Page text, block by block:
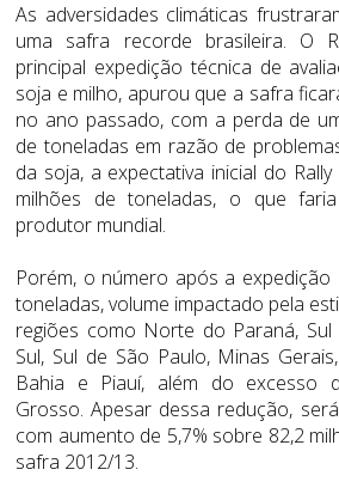
As adversidades climáticas
uma safra recorde brasileira. O
principal expedição técnica de
soja e milho, apurou que a safra
no ano passado, com a perda de
de toneladas em razão de
da soja, a expectativa inicial do
milhões de toneladas, o que
produtor mundial.
Porém, o número após a expedição
toneladas, volume impactado pela
regiões como Norte do Paraná,
Sul, Sul de São Paulo, Minas
Bahia e Piauí, além do excesso
Grosso. Apesar dessa redução,
com aumento de 5,7% sobre 82,2
safra 2012/13.